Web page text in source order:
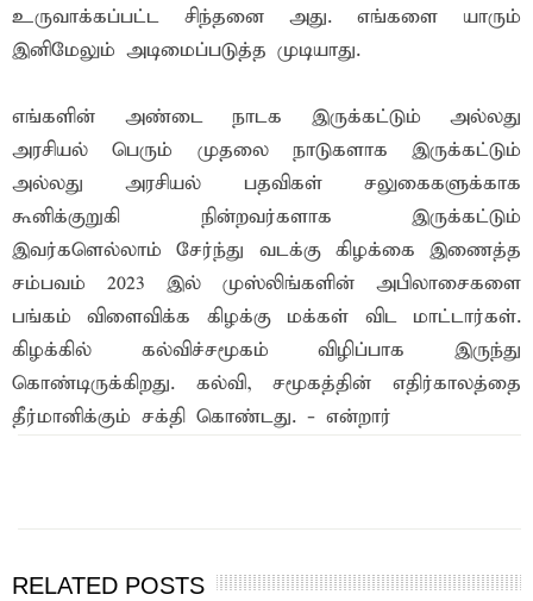
உருவாக்கப்பட்ட சிந்தனை அது. எங்களை யாரும்
இனிமேலும் அடிமைப்படுத்த முடியாது.
எங்களின் அண்டை நாடக இருக்கட்டும் அல்லது
அரசியல் பெரும் முதலை நாடுகளாக இருக்கட்டும்
அல்லது அரசியல் பதவிகள் சலுகைகளுக்காக
கூனிக்குறுகி நின்றவர்களாக இருக்கட்டும்
இவர்களெல்லாம் சேர்ந்து வடக்கு கிழக்கை இணைத்த
சம்பவம் 2023 இல் முஸ்லிங்களின் அபிலாசைகளை
பங்கம் விளைவிக்க கிழக்கு மக்கள் விட மாட்டார்கள்.
கிழக்கில் கல்விச்சமூகம் விழிப்பாக இருந்து
கொண்டிருக்கிறது. கல்வி, சமூகத்தின் எதிர்காலத்தை
தீர்மானிக்கும் சக்தி கொண்டது. - என்றார்
RELATED POSTS